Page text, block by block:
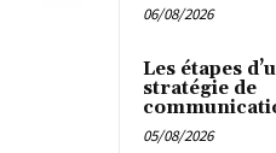
06/08/2026
Les étapes
stratégie de
05/08/2026